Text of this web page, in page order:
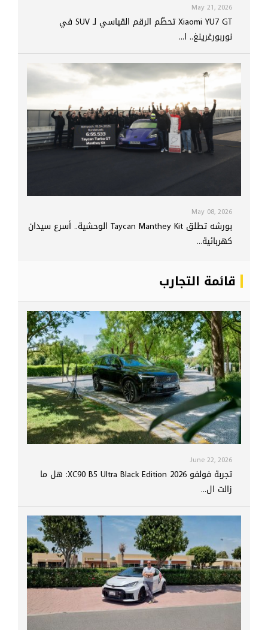
May 21, 2026
Xiaomi YU7 GT تحطّم الرقم القياسي لـ SUV في
نوربورغرينغ.. ا...
May 08, 2026
بورشه تطلق Taycan Manthey Kit الوحشية.. أسرع سيدان
كهربائية...
قائمة التجارب
June 22, 2026
تجربة فولفو XC90 B5 Ultra Black Edition 2026: هل ما
زالت ال...